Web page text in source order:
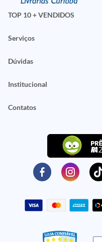
TOP 10 + VENDIDOS
Serviços
Dúvidas
Institucional
Contatos